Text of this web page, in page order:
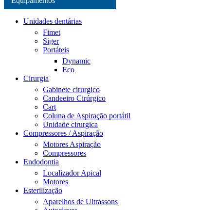
Unidades dentárias
Fimet
Siger
Portáteis
Dynamic
Eco
Cirurgia
Gabinete cirurgico
Candeeiro Cirúrgico
Cart
Coluna de Aspiração portátil
Unidade cirurgica
Compressores / Aspiração
Motores Aspiração
Compressores
Endodontia
Localizador Apical
Motores
Esterilização
Aparelhos de Ultrassons